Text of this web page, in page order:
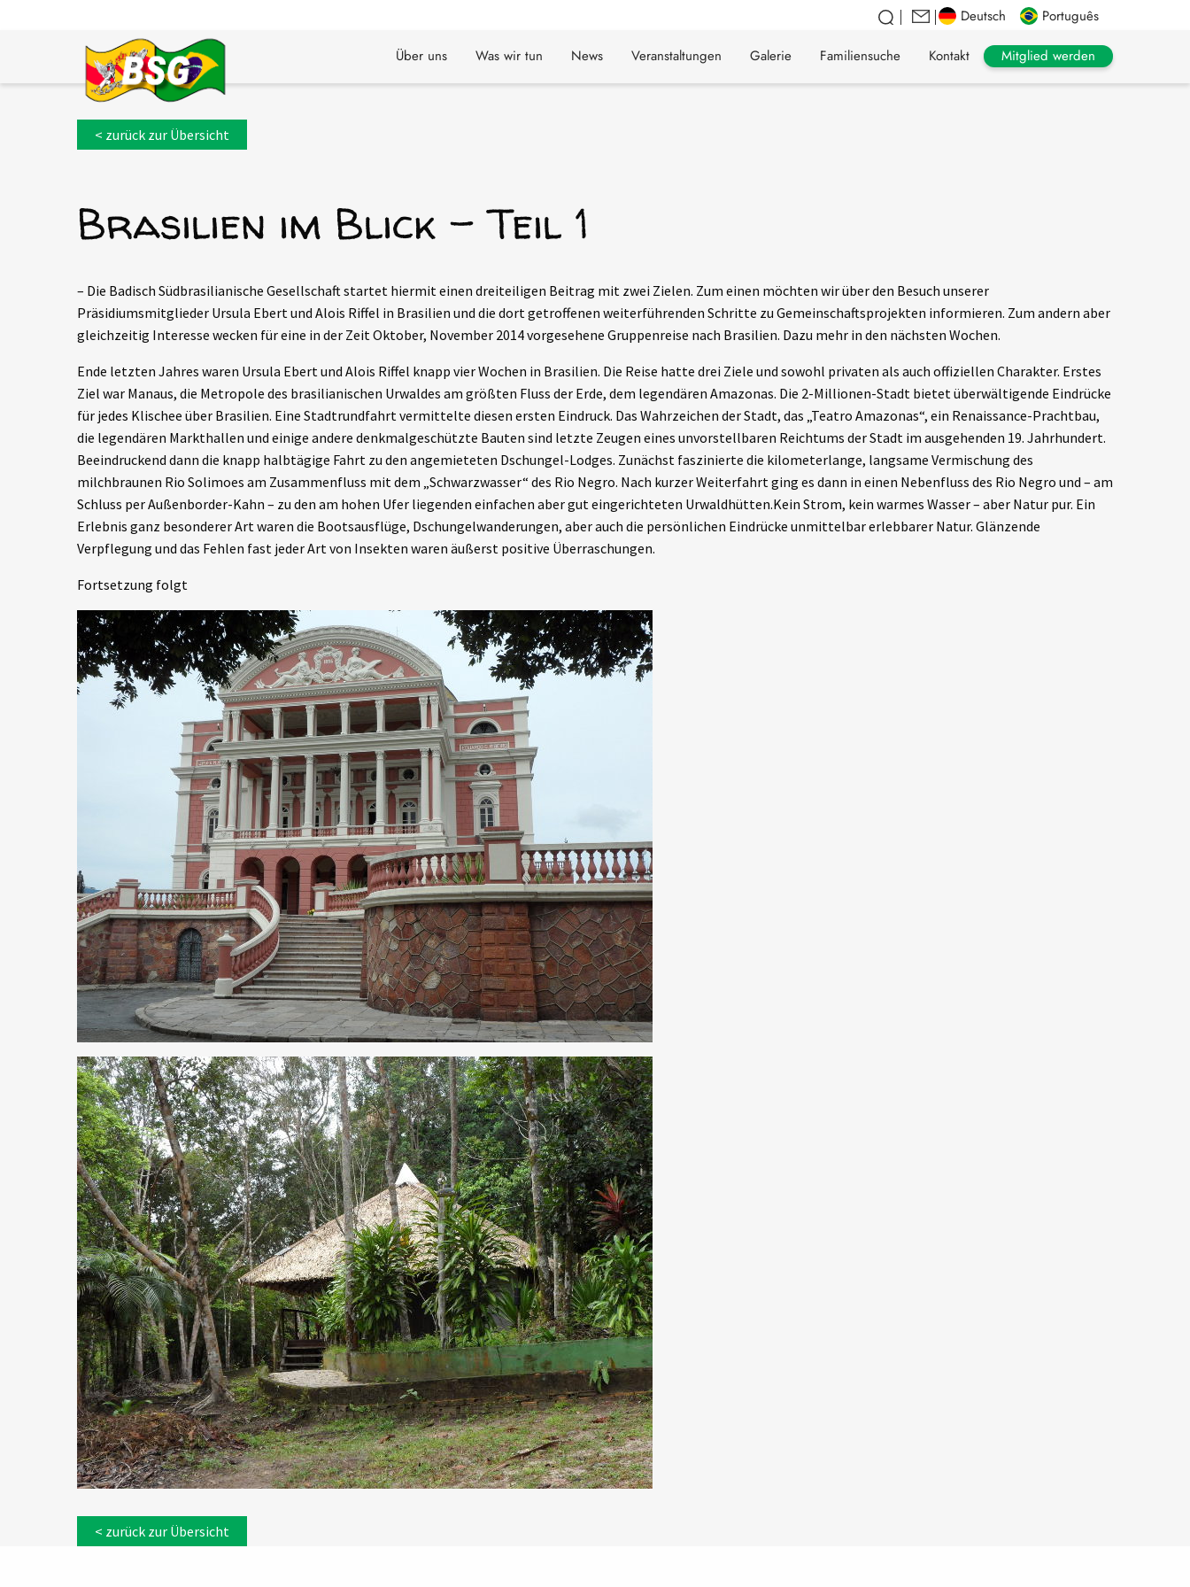
Deutsch Português
Über uns Was wir tun News Veranstaltungen Galerie Familiensuche Kontakt Mitglied werden
< zurück zur Übersicht
Brasilien im Blick – Teil 1
– Die Badisch Südbrasilianische Gesellschaft startet hiermit einen dreiteiligen Beitrag mit zwei Zielen. Zum einen möchten wir über den Besuch unserer
Präsidiumsmitglieder Ursula Ebert und Alois Riffel in Brasilien und die dort getroffenen weiterführenden Schritte zu Gemeinschaftsprojekten informieren. Zum andern aber
gleichzeitig Interesse wecken für eine in der Zeit Oktober, November 2014 vorgesehene Gruppenreise nach Brasilien. Dazu mehr in den nächsten Wochen.
Ende letzten Jahres waren Ursula Ebert und Alois Riffel knapp vier Wochen in Brasilien. Die Reise hatte drei Ziele und sowohl privaten als auch offiziellen Charakter. Erstes
Ziel war Manaus, die Metropole des brasilianischen Urwaldes am größten Fluss der Erde, dem legendären Amazonas. Die 2-Millionen-Stadt bietet überwältigende Eindrücke
für jedes Klischee über Brasilien. Eine Stadtrundfahrt vermittelte diesen ersten Eindruck. Das Wahrzeichen der Stadt, das „Teatro Amazonas“, ein Renaissance-Prachtbau,
die legendären Markthallen und einige andere denkmalgeschützte Bauten sind letzte Zeugen eines unvorstellbaren Reichtums der Stadt im ausgehenden 19. Jahrhundert.
Beeindruckend dann die knapp halbtägige Fahrt zu den angemieteten Dschungel-Lodges. Zunächst faszinierte die kilometerlange, langsame Vermischung des
milchbraunen Rio Solimoes am Zusammenfluss mit dem „Schwarzwasser“ des Rio Negro. Nach kurzer Weiterfahrt ging es dann in einen Nebenfluss des Rio Negro und – am
Schluss per Außenborder-Kahn – zu den am hohen Ufer liegenden einfachen aber gut eingerichteten Urwaldhütten.Kein Strom, kein warmes Wasser – aber Natur pur. Ein
Erlebnis ganz besonderer Art waren die Bootsausflüge, Dschungelwanderungen, aber auch die persönlichen Eindrücke unmittelbar erlebbarer Natur. Glänzende
Verpflegung und das Fehlen fast jeder Art von Insekten waren äußerst positive Überraschungen.
Fortsetzung folgt
< zurück zur Übersicht